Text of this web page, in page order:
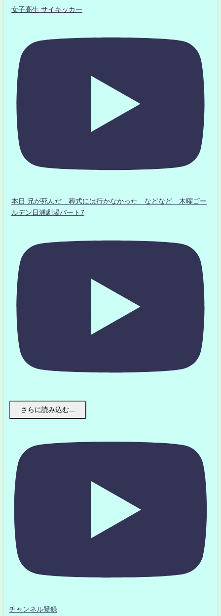
女子高生 サイキッカー
本日 兄が死んだ 葬式には行かなかった などなど 木曜ゴー
ルデン日浦劇場パート7
さらに読み込む...
チャンネル登録